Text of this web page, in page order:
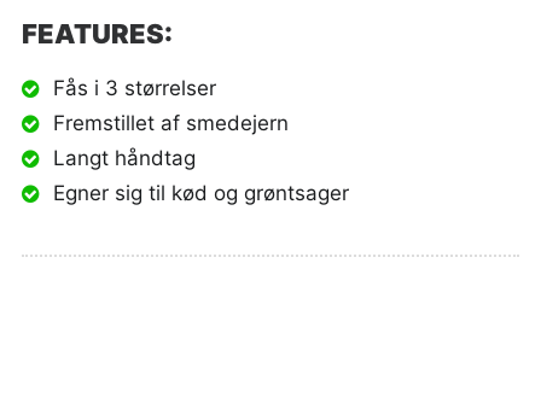
FEATURES:
Fås i 3 størrelser
Fremstillet af smedejern
Langt håndtag
Egner sig til kød og grøntsager